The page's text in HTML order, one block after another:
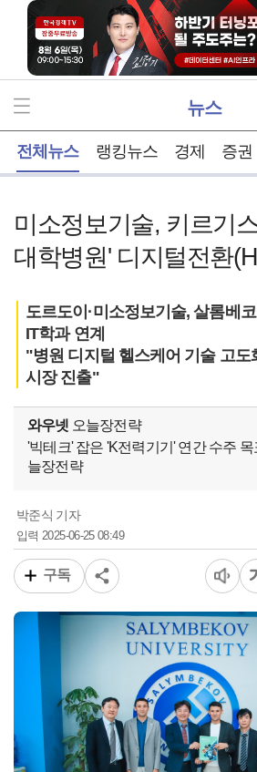
뉴스
전체뉴스 랭킹뉴스 경제 증권
미소정보기술, 키르기
대학병원' 디지털전환
도르도이·미소정보기술, 살롬베
IT학과 연계
"병원 디지털 헬스케어 기술 고도
시장 진출"
와우넷 오늘장전략
'빅테크' 잡은 'K전력기기' 연간 수주
늘장전략
박준식 기자
입력 2025-06-25 08:49
구독